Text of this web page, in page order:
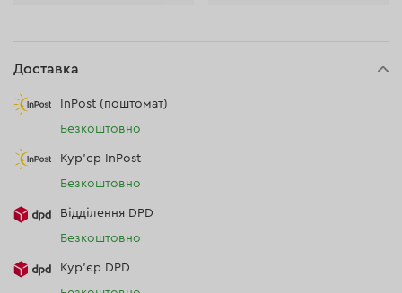
Доставка
InPost (поштомат)
Безкоштовно
Кур'єр InPost
Безкоштовно
Відділення DPD
Безкоштовно
Кур’єр DPD